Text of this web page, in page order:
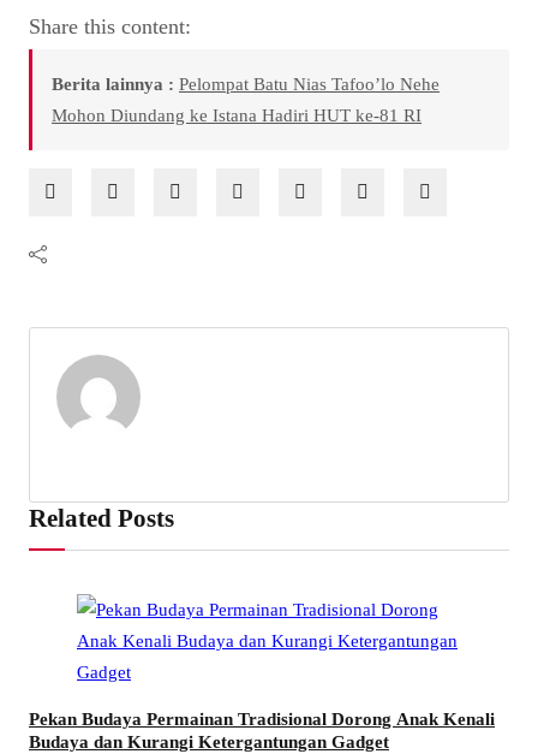
Share this content:
Berita lainnya : Pelompat Batu Nias Tafoo’lo Nehe
Mohon Diundang ke Istana Hadiri HUT ke-81 RI
Related Posts
Pekan Budaya Permainan Tradisional Dorong Anak Kenali
Budaya dan Kurangi Ketergantungan Gadget